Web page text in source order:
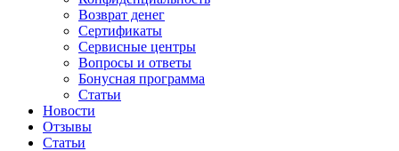
Возврат денег
Сертификаты
Сервисные центры
Вопросы и ответы
Бонусная программа
Статьи
Новости
Отзывы
Статьи